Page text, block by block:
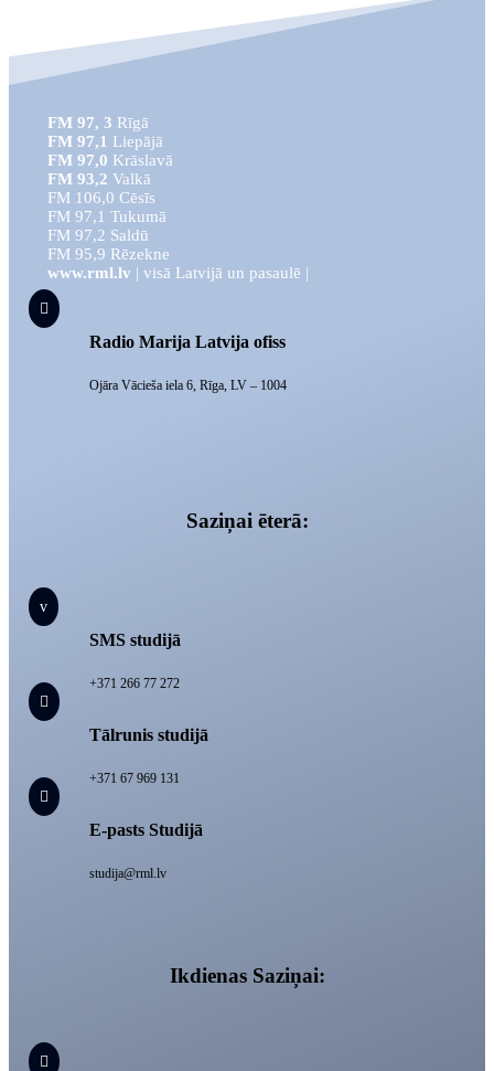
FM 97, 3 Rīgā
FM 97,1 Liepājā
FM 97,0 Krāslavā
FM 93,2Valkā
FM 106,0 Cēsīs
FM 97,1 Tukumā
FM 97,2 Saldū
FM 95,9 Rēzekne
www.rml.lv | visā Latvijā un pasaulē |

Radio Marija Latvija ofiss
Ojāra Vācieša iela 6, Rīga, LV – 1004
Saziņai ēterā:
v
SMS studijā
+371 266 77 272

Tālrunis studijā
+371 67 969 131

E-pasts Studijā
studija@rml.lv
Ikdienas Saziņai:
